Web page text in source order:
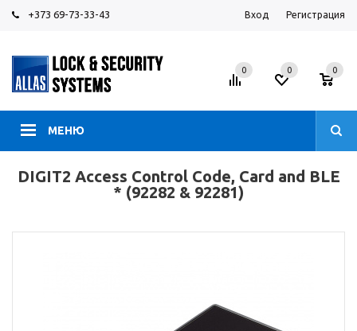
+373 69-73-33-43 Вход Регистрация
МЕНЮ
0 0 0
DIGIT2 Access Control Code, Card and BLE
* (92282 & 92281)